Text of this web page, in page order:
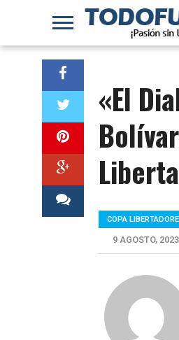
«El
COPA
9 AGOSTO, 2023